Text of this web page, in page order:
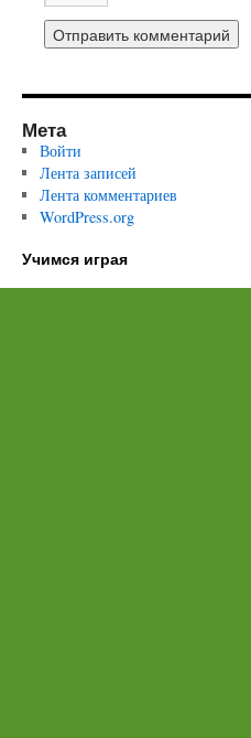
Мета
Войти
Лента записей
Лента комментариев
WordPress.org
Учимся играя